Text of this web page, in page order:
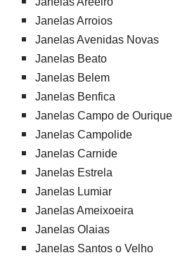
Janelas Arroios
Janelas Avenidas Novas
Janelas Beato
Janelas Belem
Janelas Benfica
Janelas Campo de Ourique
Janelas Campolide
Janelas Carnide
Janelas Estrela
Janelas Lumiar
Janelas Ameixoeira
Janelas Olaias
Janelas Santos o Velho